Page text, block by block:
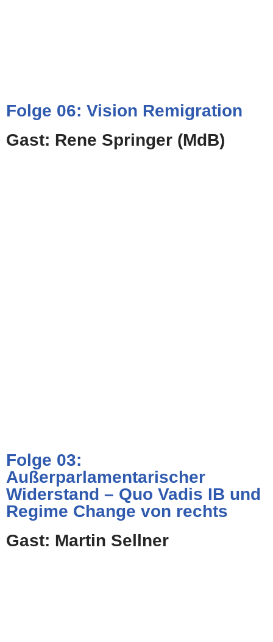
Folge 06: Vision Remigration
Gast: Rene Springer (MdB)
Folge 03:
Außerparlamentarischer
Widerstand – Quo Vadis IB und
Regime Change von rechts
Gast: Martin Sellner